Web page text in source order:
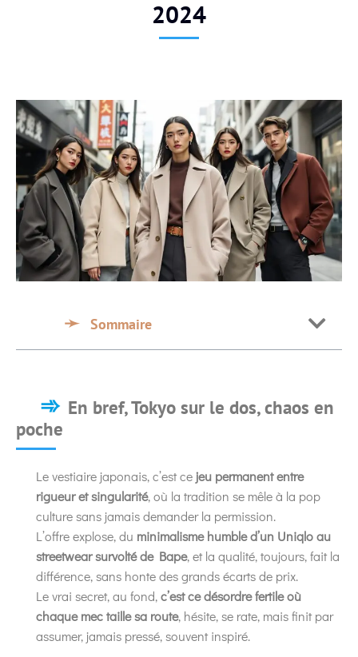
2024
Sommaire
En bref, Tokyo sur le dos, chaos en
poche
Le vestiaire japonais, c’est cejeu permanent entre
rigueur et singularité, où la tradition se mêle à la pop
culture sans jamais demander la permission.
L’offre explose, du minimalisme humble d’un Uniqlo au
streetwear survolté de Bape, et la qualité, toujours, fait la
différence, sans honte des grands écarts de prix.
Le vrai secret, au fond,c’est ce désordre fertile où
chaque mec taille sa route, hésite, se rate, mais finit par
assumer, jamais pressé, souvent inspiré.